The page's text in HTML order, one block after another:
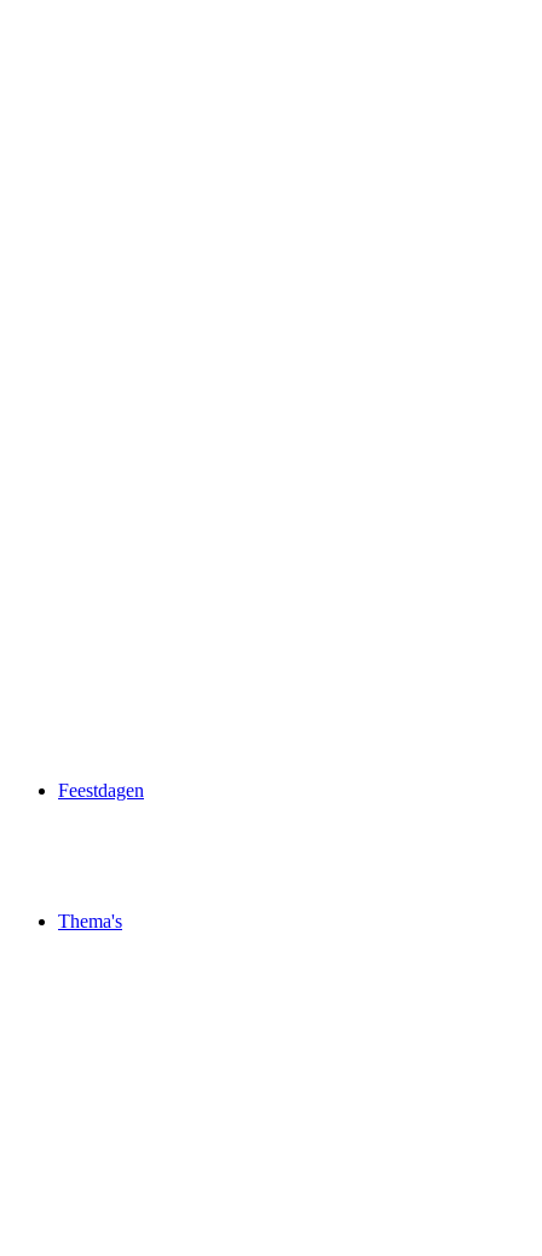
Feestdagen
Thema's